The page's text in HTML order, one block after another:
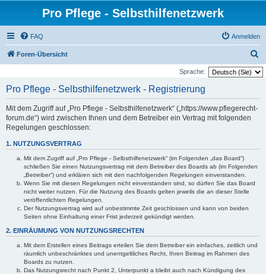
Pro Pflege - Selbsthilfenetzwerk
FAQ Anmelden
Foren-Übersicht
u
Sprache:
Pro Pflege - Selbsthilfenetzwerk - Registrierung
Mit dem Zugriff auf „Pro Pflege - Selbsthilfenetzwerk“ („https://www.pflegerecht-
forum.de“) wird zwischen Ihnen und dem Betreiber ein Vertrag mit folgenden
Regelungen geschlossen:
1. NUTZUNGSVERTRAG
Mit dem Zugriff auf „Pro Pflege - Selbsthilfenetzwerk“ (im Folgenden „das Board“)
schließen Sie einen Nutzungsvertrag mit dem Betreiber des Boards ab (im Folgenden
„Betreiber“) und erklären sich mit den nachfolgenden Regelungen einverstanden.
Wenn Sie mit diesen Regelungen nicht einverstanden sind, so dürfen Sie das Board
nicht weiter nutzen. Für die Nutzung des Boards gelten jeweils die an dieser Stelle
veröffentlichten Regelungen.
Der Nutzungsvertrag wird auf unbestimmte Zeit geschlossen und kann von beiden
Seiten ohne Einhaltung einer Frist jederzeit gekündigt werden.
2. EINRÄUMUNG VON NUTZUNGSRECHTEN
Mit dem Erstellen eines Beitrags erteilen Sie dem Betreiber ein einfaches, zeitlich und
räumlich unbeschränktes und unentgeltliches Recht, Ihren Beitrag im Rahmen des
Boards zu nutzen.
Das Nutzungsrecht nach Punkt 2, Unterpunkt a bleibt auch nach Kündigung des